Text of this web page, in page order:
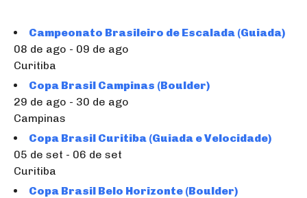
Campeonato Brasileiro de Escalada (Guiada)
08 de ago - 09 de ago
Curitiba
Copa Brasil Campinas (Boulder)
29 de ago - 30 de ago
Campinas
Copa Brasil Curitiba (Guiada e Velocidade)
05 de set - 06 de set
Curitiba
Copa Brasil Belo Horizonte (Boulder)